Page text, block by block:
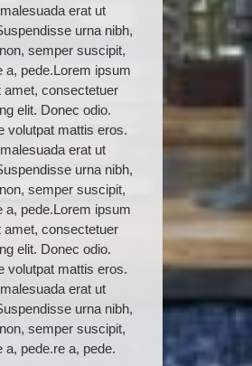
erat ut
urna nibh,
semper suscipit,
a, pede.Lorem ipsum
amet, consectetuer
elit. Donec odio.
volutpat mattis eros.
erat ut
urna nibh,
semper suscipit,
a, pede.Lorem ipsum
amet, consectetuer
elit. Donec odio.
volutpat mattis eros.
erat ut
urna nibh,
semper suscipit,
a, pede.re a, pede.